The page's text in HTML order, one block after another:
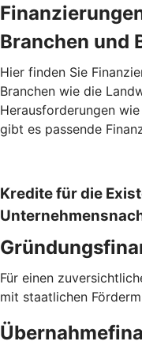
Branchen und
Hier finden Sie
Branchen wie die
Herausforderungen
gibt es passende
Kredite für die
Für einen
mit staatlichen